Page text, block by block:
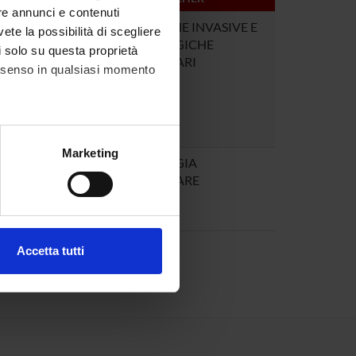
annunci e contenuti
la possibilità di scegliere
su questa proprietà
in qualsiasi momento
metro,Marketing
Accetta tutti
2
TECNICHE INVASIVE E
CHIRURGICHE
VASCOLARI
1
CHIRURGIA
VASCOLARE